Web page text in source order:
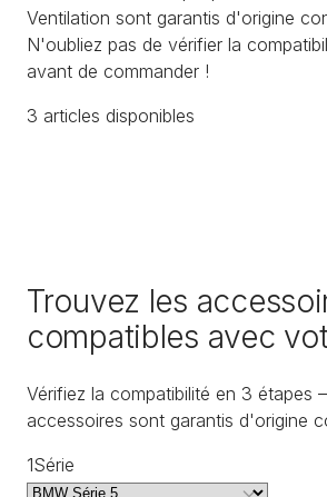
Ventilation sont garantis d'origine
N'oubliez pas de vérifier la
avant de commander !
3 articles disponibles
Trouvez les
compatibles avec
Vérifiez la compatibilité en 3 étapes
accessoires sont garantis d'origine
1Série